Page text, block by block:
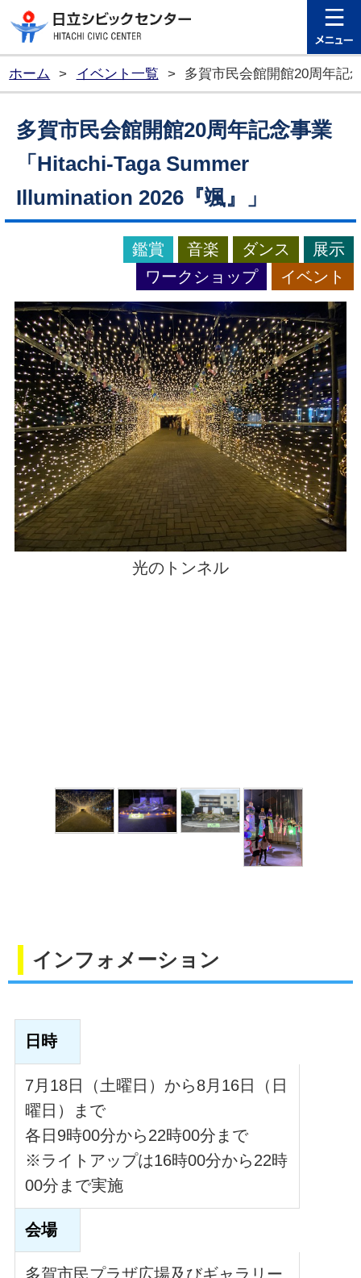
日立シビ
ホーム > イベント一覧 > 多賀市民会館開館20周年記
多賀市民会館開館20周年記念事業
「Hitachi-Taga Summer
Illumination 2026『颯』」
鑑賞 音楽 ダンス
展示
ワークショップ
イベント
光のトンネル
竹作品（夜）
竹作品（昼）
インフォメーション
日時
7月18日（土曜日）から8月16日（日
曜日）まで
各日9時00分から22時00分まで
※ライトアップは16時00分から22時
00分まで実施
会場
多賀市民プラザ広場及びギャラリー